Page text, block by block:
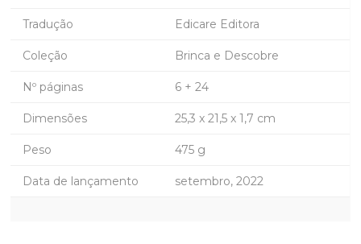
Tradução Edicare Editora
Coleção Brinca e Descobre
Nº páginas 6 + 24
Dimensões 25,3 x 21,5 x 1,7 cm
Peso 475 g
Data de lançamento setembro, 2022